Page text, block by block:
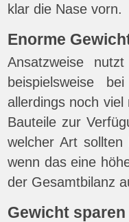
klar die Nase vorn.
Enorme
Ansatzweise
beispielsweise
allerdings noch
Bauteile zur
welcher Art sollten
wenn das eine
der Gesamtbilanz
Gewicht sparen